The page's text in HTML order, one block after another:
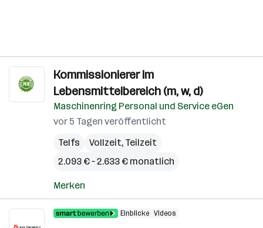
Kommissionierer im
Lebensmittelbereich (m, w, d)
Maschinenring Personal und Service eGen
vor 5 Tagen veröffentlicht
Telfs
Vollzeit, Teilzeit
2.093 € – 2.633 € monatlich
Merken
Einblicke Videos